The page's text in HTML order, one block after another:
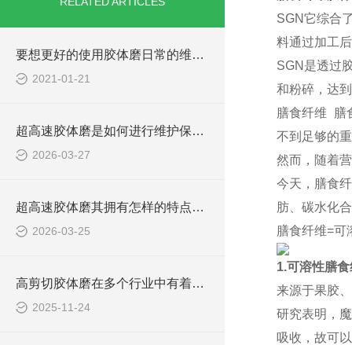
要想更好的使用胶体磨日常的维护保养必*！
2021-01-21
超高速胶体磨是如何进行维护保养的？
2026-03-27
超高速胶体磨其拥有怎样的特点呢？
2026-03-25
高剪切胶体磨在多个行业中有着广泛的应用
2025-11-24
SGN它综合
料通过加工
SGN 是透过
和粉碎，达
膳食纤维
膳
不到足够的
然而，随着
今天，膳食
肪、碳水化
膳食纤维=可
1.可溶性膳食
来源于果胶
研究表明，
吸收，故可